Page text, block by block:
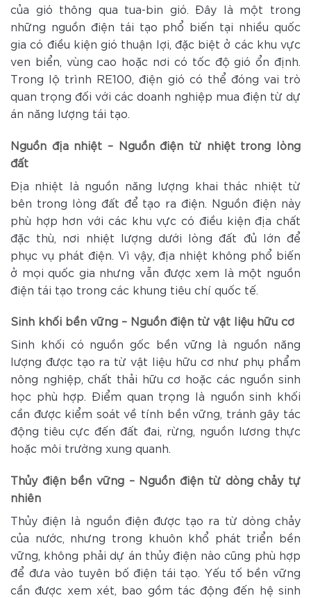
của gió thông qua tua-bin gió. Đây là một trong
những nguồn điện tái tạo phổ biến tại nhiều quốc
gia có điều kiện gió thuận lợi, đặc biệt ở các khu vực
ven biển, vùng cao hoặc nơi có tốc độ gió ổn định.
Trong lộ trình RE100, điện gió có thể đóng vai trò
quan trọng đối với các doanh nghiệp mua điện từ dự
án năng lượng tái tạo.
Nguồn địa nhiệt – Nguồn điện từ nhiệt trong lòng
đất
Địa nhiệt là nguồn năng lượng khai thác nhiệt từ
bên trong lòng đất để tạo ra điện. Nguồn điện này
phù hợp hơn với các khu vực có điều kiện địa chất
đặc thù, nơi nhiệt lượng dưới lòng đất đủ lớn để
phục vụ phát điện. Vì vậy, địa nhiệt không phổ biến
ở mọi quốc gia nhưng vẫn được xem là một nguồn
điện tái tạo trong các khung tiêu chí quốc tế.
Sinh khối bền vững – Nguồn điện từ vật liệu hữu cơ
Sinh khối có nguồn gốc bền vững là nguồn năng
lượng được tạo ra từ vật liệu hữu cơ như phụ phẩm
nông nghiệp, chất thải hữu cơ hoặc các nguồn sinh
học phù hợp. Điểm quan trọng là nguồn sinh khối
cần được kiểm soát về tính bền vững, tránh gây tác
động tiêu cực đến đất đai, rừng, nguồn lương thực
hoặc môi trường xung quanh.
Thủy điện bền vững – Nguồn điện từ dòng chảy tự
nhiên
Thủy điện là nguồn điện được tạo ra từ dòng chảy
của nước, nhưng trong khuôn khổ phát triển bền
vững, không phải dự án thủy điện nào cũng phù hợp
để đưa vào tuyên bố điện tái tạo. Yếu tố bền vững
cần được xem xét, bao gồm tác động đến hệ sinh